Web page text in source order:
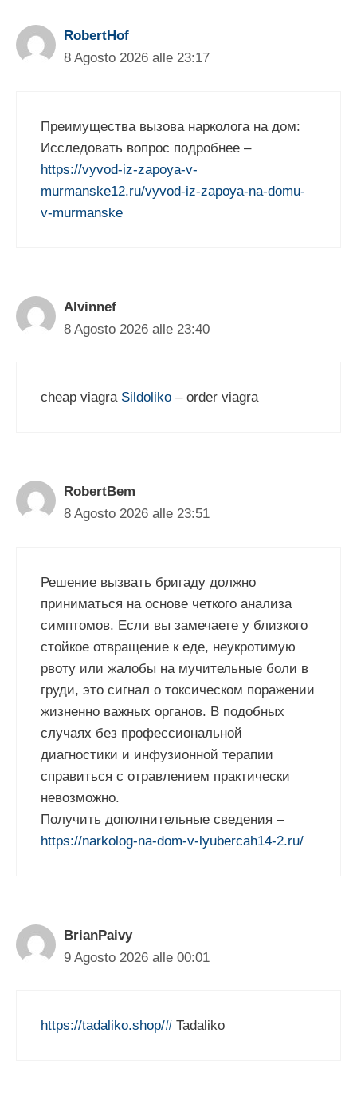
RobertHof
8 Agosto 2026 alle 23:17
Преимущества вызова нарколога на дом:
Исследовать вопрос подробнее –
https://vyvod-iz-zapoya-v-
murmanske12.ru/vyvod-iz-zapoya-na-domu-
v-murmanske
Alvinnef
8 Agosto 2026 alle 23:40
cheap viagra Sildoliko – order viagra
RobertBem
8 Agosto 2026 alle 23:51
Решение вызвать бригаду должно
приниматься на основе четкого анализа
симптомов. Если вы замечаете у близкого
стойкое отвращение к еде, неукротимую
рвоту или жалобы на мучительные боли в
груди, это сигнал о токсическом поражении
жизненно важных органов. В подобных
случаях без профессиональной
диагностики и инфузионной терапии
справиться с отравлением практически
невозможно.
Получить дополнительные сведения –
https://narkolog-na-dom-v-lyubercah14-2.ru/
BrianPaivy
9 Agosto 2026 alle 00:01
https://tadaliko.shop/#Tadaliko